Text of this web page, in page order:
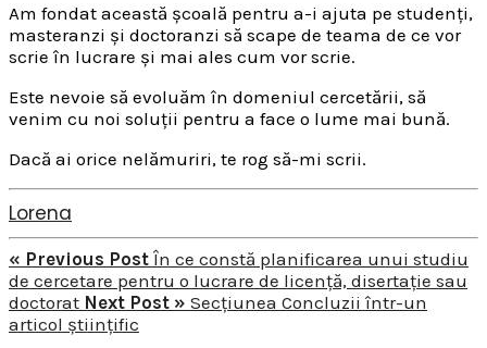
Am fondat această școală pentru a-i ajuta pe studenți,
masteranzi și doctoranzi să scape de teama de ce vor
scrie în lucrare și mai ales cum vor scrie.
Este nevoie să evoluăm în domeniul cercetării, să
venim cu noi soluții pentru a face o lume mai bună.
Dacă ai orice nelămuriri, te rog să-mi scrii.
Lorena
« Previous Post În ce constă planificarea unui studiu
de cercetare pentru o lucrare de licență, disertație sau
doctorat Next Post » Secțiunea Concluzii într-un
articol științific